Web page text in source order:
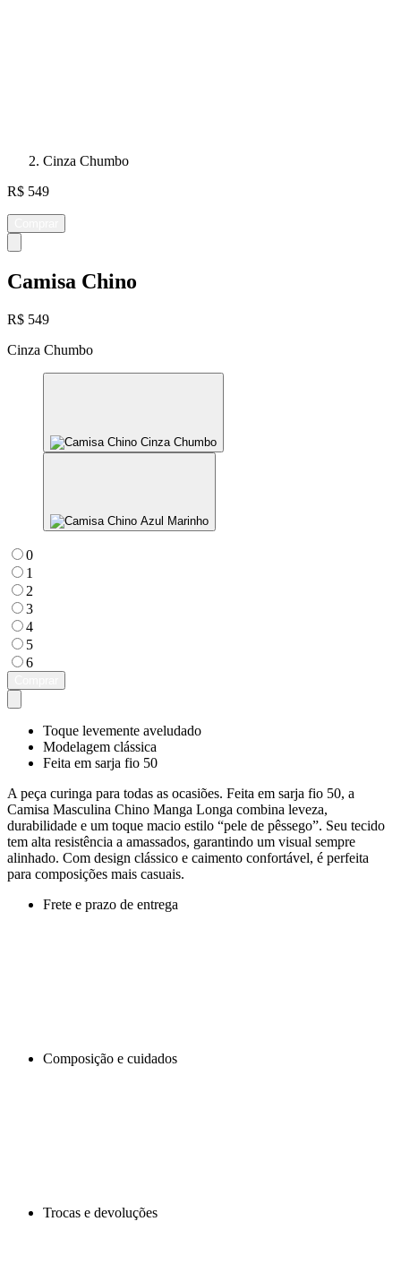
Cinza Chumbo
R$ 549
Camisa Chino
R$ 549
Cinza Chumbo
0
1
2
3
4
5
6
Toque levemente aveludado
Modelagem clássica
Feita em sarja fio 50
A peça curinga para todas as ocasiões. Feita em sarja fio 50, a
Camisa Masculina Chino Manga Longa combina leveza,
durabilidade e um toque macio estilo “pele de pêssego”. Seu tecido
tem alta resistência a amassados, garantindo um visual sempre
alinhado. Com design clássico e caimento confortável, é perfeita
para composições mais casuais.
Frete e prazo de entrega
Composição e cuidados
Trocas e devoluções